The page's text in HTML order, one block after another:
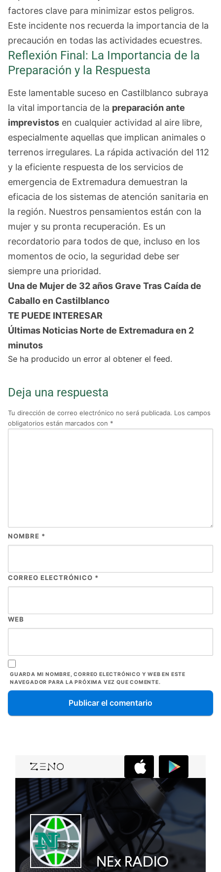
factores clave para minimizar estos peligros.
Este incidente nos recuerda la importancia de la
precaución en todas las actividades ecuestres.
Reflexión Final: La Importancia de la
Preparación y la Respuesta
Este lamentable suceso en Castilblanco subraya
la vital importancia de la preparación ante
imprevistos en cualquier actividad al aire libre,
especialmente aquellas que implican animales o
terrenos irregulares. La rápida activación del 112
y la eficiente respuesta de los servicios de
emergencia de Extremadura demuestran la
eficacia de los sistemas de atención sanitaria en
la región. Nuestros pensamientos están con la
mujer y su pronta recuperación. Es un
recordatorio para todos de que, incluso en los
momentos de ocio, la seguridad debe ser
siempre una prioridad.
Una de Mujer de 32 años Grave Tras Caída de
Caballo en Castilblanco
TE PUEDE INTERESAR
Últimas Noticias Norte de Extremadura en 2
minutos
Se ha producido un error al obtener el feed.
Deja una respuesta
Tu dirección de correo electrónico no será publicada. Los campos
obligatorios están marcados con *
NOMBRE *
CORREO ELECTRÓNICO *
WEB
GUARDA MI NOMBRE, CORREO ELECTRÓNICO Y WEB EN ESTE
NAVEGADOR PARA LA PRÓXIMA VEZ QUE COMENTE.